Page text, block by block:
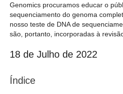
Genomics procuramos educar o
sequenciamento do genoma
nosso teste de DNA de
são, portanto, incorporadas à
18 de Julho de 2022
Índice